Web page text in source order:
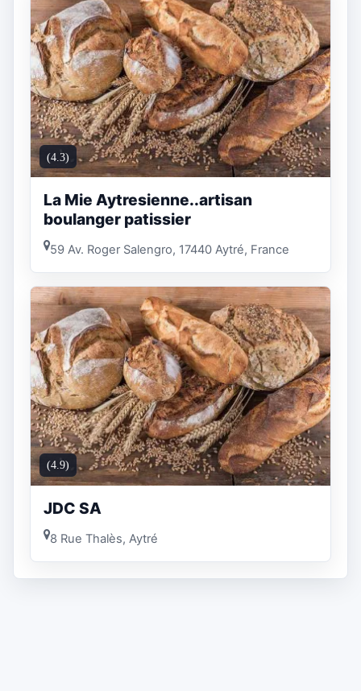
(4.3)
La Mie Aytresienne..artisan
boulanger patissier
59 Av. Roger Salengro, 17440 Aytré, France
(4.9)
JDC SA
8 Rue Thalès, Aytré